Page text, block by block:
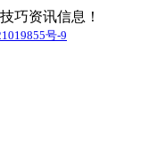
巧资讯信息！
号-9